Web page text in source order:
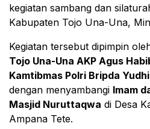
kegiatan sambang dan
Kabupaten Tojo Una-Una,
Kegiatan tersebut dipimpin
Tojo Una-Una AKP Agus
Kamtibmas Polri Bripda
dengan menyambangi Imam
Masjid Nuruttaqwa di Desa
Ampana Tete.